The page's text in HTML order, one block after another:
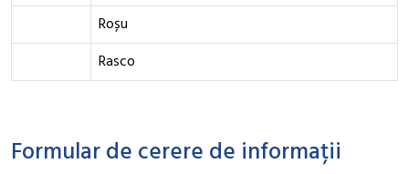
Roșu
Rasco
Formular de cerere de informații